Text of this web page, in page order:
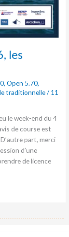
les
,Open 5.70,
traditionnelle/ 11
le week-end du 4
de course est
part, merci
d’une
de licence